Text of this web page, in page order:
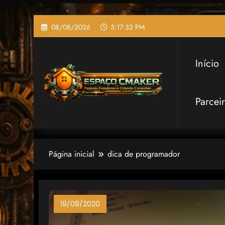
Pular
para
08/08/2026 5:17:32 PM
Início
Página inicial dica de programador
19/08/2020